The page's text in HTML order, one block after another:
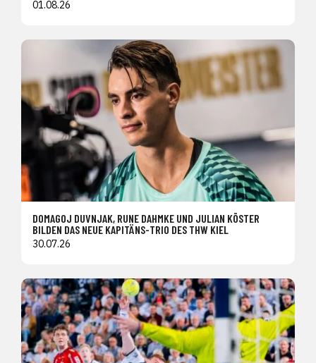
01.08.26
DOMAGOJ DUVNJAK, RUNE DAHMKE UND JULIAN KÖSTER
BILDEN DAS NEUE KAPITÄNS-TRIO DES THW KIEL
30.07.26